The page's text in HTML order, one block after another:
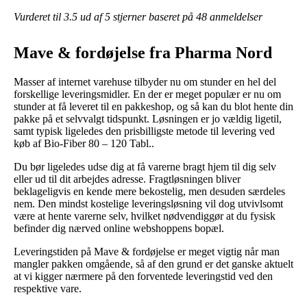
Vurderet til 3.5 ud af 5 stjerner baseret på 48 anmeldelser
Mave & fordøjelse fra Pharma Nord
Masser af internet varehuse tilbyder nu om stunder en hel del
forskellige leveringsmidler. En der er meget populær er nu om
stunder at få leveret til en pakkeshop, og så kan du blot hente din
pakke på et selvvalgt tidspunkt. Løsningen er jo vældig ligetil,
samt typisk ligeledes den prisbilligste metode til levering ved
køb af Bio-Fiber 80 – 120 Tabl..
Du bør ligeledes udse dig at få varerne bragt hjem til dig selv
eller ud til dit arbejdes adresse. Fragtløsningen bliver
beklageligvis en kende mere bekostelig, men desuden særdeles
nem. Den mindst kostelige leveringsløsning vil dog utvivlsomt
være at hente varerne selv, hvilket nødvendiggør at du fysisk
befinder dig nærved online webshoppens bopæl.
Leveringstiden på Mave & fordøjelse er meget vigtig når man
mangler pakken omgående, så af den grund er det ganske aktuelt
at vi kigger nærmere på den forventede leveringstid ved den
respektive vare.